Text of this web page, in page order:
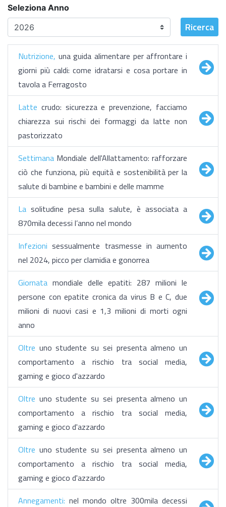
Seleziona Anno
Ricerca
Nutrizione, una guida alimentare per affrontare i
giorni più caldi: come idratarsi e cosa portare in
tavola a Ferragosto
Latte crudo: sicurezza e prevenzione, facciamo
chiarezza sui rischi dei formaggi da latte non
pastorizzato
Settimana Mondiale dell'Allattamento: rafforzare
ciò che funziona, più equità e sostenibilità per la
salute di bambine e bambini e delle mamme
La solitudine pesa sulla salute, è associata a
870mila decessi l’anno nel mondo
Infezioni sessualmente trasmesse in aumento
nel 2024, picco per clamidia e gonorrea
Giornata mondiale delle epatiti: 287 milioni le
persone con epatite cronica da virus B e C, due
milioni di nuovi casi e 1,3 milioni di morti ogni
anno
​Oltre uno studente su sei presenta almeno un
comportamento a rischio tra social media,
gaming e gioco d'azzardo
​Oltre uno studente su sei presenta almeno un
comportamento a rischio tra social media,
gaming e gioco d'azzardo
​Oltre uno studente su sei presenta almeno un
comportamento a rischio tra social media,
gaming e gioco d'azzardo
Annegamenti: nel mondo oltre 300mila decessi